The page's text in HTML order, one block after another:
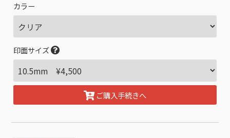
カラー
印面サイズ
ご購入手続きへ